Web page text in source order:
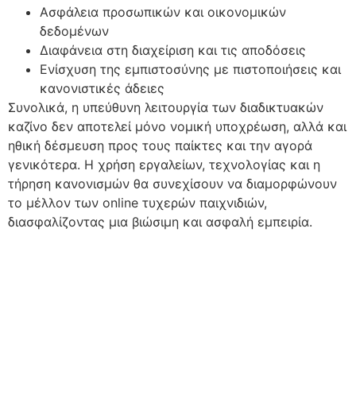
Ασφάλεια προσωπικών και οικονομικών
δεδομένων
Διαφάνεια στη διαχείριση και τις αποδόσεις
Ενίσχυση της εμπιστοσύνης με πιστοποιήσεις και
κανονιστικές άδειες
Συνολικά, η υπεύθυνη λειτουργία των διαδικτυακών
καζίνο δεν αποτελεί μόνο νομική υποχρέωση, αλλά και
ηθική δέσμευση προς τους παίκτες και την αγορά
γενικότερα. Η χρήση εργαλείων, τεχνολογίας και η
τήρηση κανονισμών θα συνεχίσουν να διαμορφώνουν
το μέλλον των online τυχερών παιχνιδιών,
διασφαλίζοντας μια βιώσιμη και ασφαλή εμπειρία.